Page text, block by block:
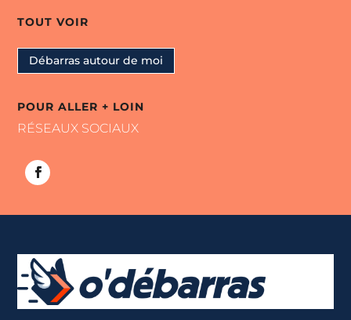
TOUT VOIR
Débarras autour de moi
POUR ALLER + LOIN
RÉSEAUX SOCIAUX